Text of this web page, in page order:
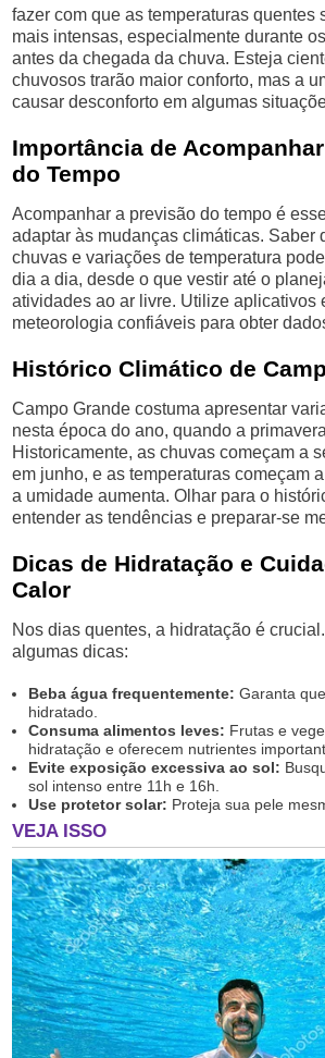
fazer com que as temperaturas quentes
mais intensas, especialmente durante
antes da chegada da chuva. Esteja
chuvosos trarão maior conforto, mas a
causar desconforto em algumas
Importância de
do Tempo
Acompanhar a previsão do tempo é
adaptar às mudanças climáticas. Saber
chuvas e variações de temperatura
dia a dia, desde o que vestir até o
atividades ao ar livre. Utilize aplicativos
meteorologia confiáveis para obter
Histórico Climático de
Campo Grande costuma apresentar
nesta época do ano, quando a
Historicamente, as chuvas começam a
em junho, e as temperaturas começam
a umidade aumenta. Olhar para o
entender as tendências e preparar-se
Dicas de Hidratação e
Calor
Nos dias quentes, a hidratação é
algumas dicas:
Beba água frequentemente: Garanta
hidratado.
Consuma alimentos leves: Frutas e
hidratação e oferecem nutrientes
Evite exposição excessiva ao sol:
sol intenso entre 11h e 16h.
Use protetor solar: Proteja sua pele